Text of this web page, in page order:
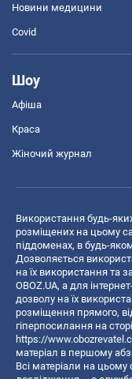
Новини медицини
Covid
Шоу
Афіша
Краса
Жіночий журнал
Використання будь-
розміщених на цьому
піддоменах, в будь-
Дозволяється
на їх використання та
OBOZ.UA, а для
дозволу на їх
розміщення прямого,
гіперпосилання на
https://
матеріал в першому
Всі матеріали на цьому